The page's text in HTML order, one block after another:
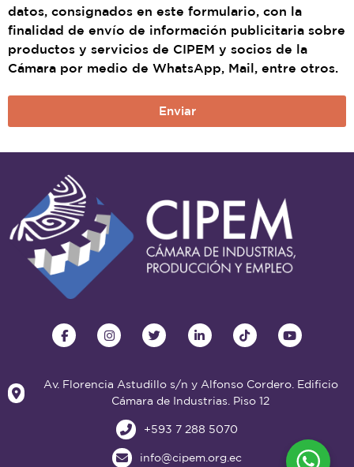
datos, consignados en este formulario, con la
finalidad de envío de información publicitaria sobre
productos y servicios de CIPEM y socios de la
Cámara por medio de WhatsApp, Mail, entre otros.
Enviar
Av. Florencia Astudillo s/n y Alfonso Cordero. Edificio
Cámara de Industrias. Piso 12
+593 7 288 5070
info@cipem.org.ec